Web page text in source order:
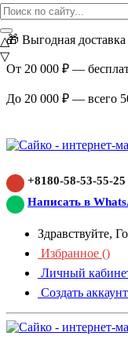
ВНИМАНИЕ АКЦИЯ!
🎁 Выгодная доставка
От 20 000 ₽ —
До 20 000 ₽ — всего
+8180-58-53-55-25
Написать в
Здравствуйте,
Избранное ()
Личный
Создать аккаунт
△
▽